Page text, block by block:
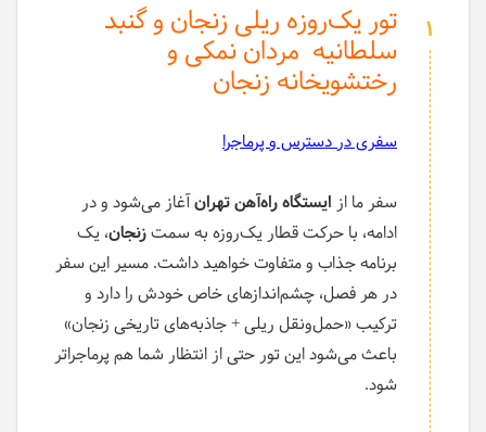
1 تور یک‌روزه ریلی زنجان و گنبد
سلطانیه ‌ مردان نمکی و
رختشویخانه زنجان
سفری در دسترس و پرماجرا
سفر ما از ایستگاه راه‌آهن تهرانآغاز می‌شود و در
ادامه، با حرکت قطار یک‌روزه به سمتزنجان، یک
برنامه جذاب و متفاوت خواهید داشت. مسیر این سفر
در هر فصل، چشم‌اندازهای خاص خودش را دارد و
ترکیب «حمل‌ونقل ریلی + جاذبه‌های تاریخی زنجان»
باعث می‌شود این تور حتی از انتظار شما هم پرماجرا‌تر
شود.